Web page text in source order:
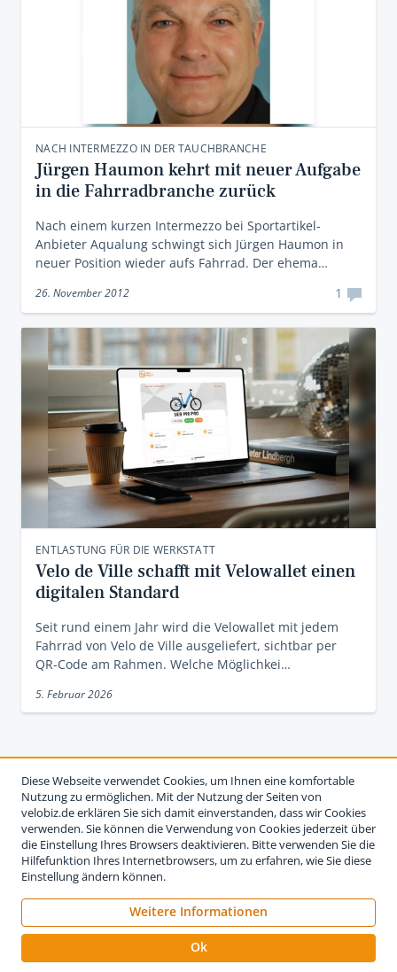
NACH INTERMEZZO IN DER TAUCHBRANCHE
Jürgen Haumon kehrt mit neuer Aufgabe
in die Fahrradbranche zurück
Nach einem kurzen Intermezzo bei Sportartikel-
Anbieter Aqualung schwingt sich Jürgen Haumon in
neuer Position wieder aufs Fahrrad. Der ehema…
26. November 2012 1
ENTLASTUNG FÜR DIE WERKSTATT
Velo de Ville schafft mit Velowallet einen
digitalen Standard
Seit rund einem Jahr wird die Velowallet mit jedem
Fahrrad von Velo de Ville ausgeliefert, sichtbar per
QR-Code am Rahmen. Welche Möglichkei…
5. Februar 2026
Diese Webseite verwendet Cookies, um Ihnen eine komfortable
Nutzung zu ermöglichen. Mit der Nutzung der Seiten von
velobiz.de erklären Sie sich damit einverstanden, dass wir Cookies
verwenden. Sie können die Verwendung von Cookies jederzeit über
die Einstellung Ihres Browsers deaktivieren. Bitte verwenden Sie die
Hilfefunktion Ihres Internetbrowsers, um zu erfahren, wie Sie diese
Einstellung ändern können.
Weitere Informationen
Ok
Impressum Nutzungsbedingungen
Datenschutzerklärung
Werben auf velobiz.de